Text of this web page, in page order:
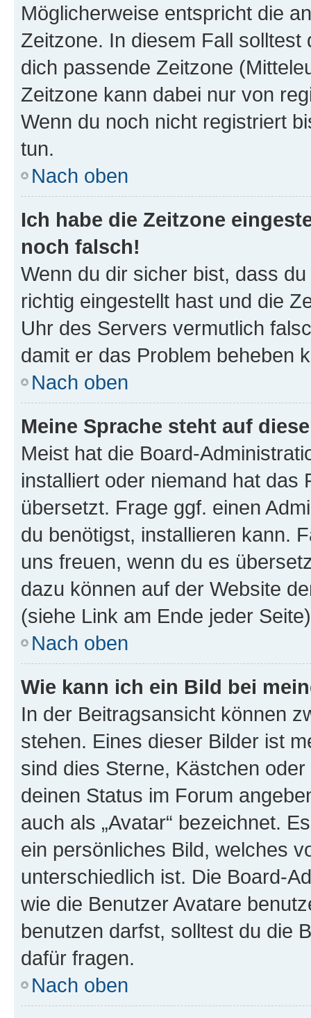
Möglicherweise entspricht die
Zeitzone. In diesem Fall solltest
dich passende Zeitzone
Zeitzone kann dabei nur von
Wenn du noch nicht registriert
tun.
Nach oben
Ich habe die Zeitzone
noch falsch!
Wenn du dir sicher bist, dass
richtig eingestellt hast und die
Uhr des Servers vermutlich
damit er das Problem beheben
Nach oben
Meine Sprache steht auf
Meist hat die Board-
installiert oder niemand hat das
übersetzt. Frage ggf. einen
du benötigst, installieren kann.
uns freuen, wenn du es
dazu können auf der Website
(siehe Link am Ende jeder
Nach oben
Wie kann ich ein Bild bei
In der Beitragsansicht können
stehen. Eines dieser Bilder ist
sind dies Sterne, Kästchen
deinen Status im Forum
auch als „Avatar“ bezeichnet.
ein persönliches Bild, welches
unterschiedlich ist. Die Board-
wie die Benutzer Avatare
benutzen darfst, solltest du die
dafür fragen.
Nach oben